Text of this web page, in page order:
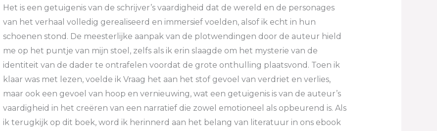
Het is een getuigenis van de schrijver’s vaardigheid dat de wereld en de personages
van het verhaal volledig gerealiseerd en immersief voelden, alsof ik echt in hun
schoenen stond. De meesterlijke aanpak van de plotwendingen door de auteur hield
me op het puntje van mijn stoel, zelfs als ik erin slaagde om het mysterie van de
identiteit van de dader te ontrafelen voordat de grote onthulling plaatsvond. Toen ik
klaar was met lezen, voelde ik Vraag het aan het stof gevoel van verdriet en verlies,
maar ook een gevoel van hoop en vernieuwing, wat een getuigenis is van de auteur’s
vaardigheid in het creëren van een narratief die zowel emotioneel als opbeurend is. Als
ik terugkijk op dit boek, word ik herinnerd aan het belang van literatuur in ons ebook